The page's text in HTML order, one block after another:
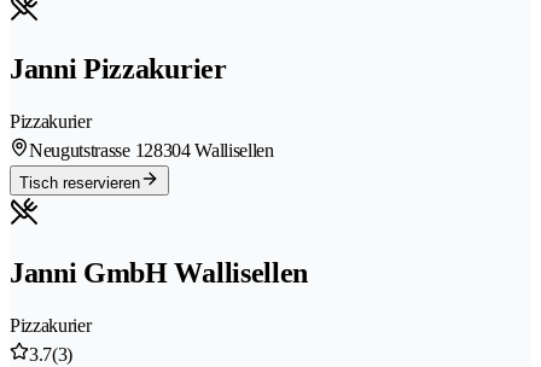
Janni Pizzakurier
Pizzakurier
Neugutstrasse 128304 Wallisellen
Tisch reservieren
Janni GmbH Wallisellen
Pizzakurier
3.7(3)